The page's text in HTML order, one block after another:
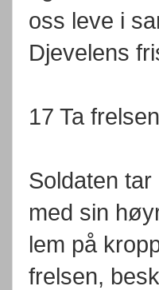
oss leve i
Djevelens
17 Ta
Soldaten
med sin
lem på
frelsen,